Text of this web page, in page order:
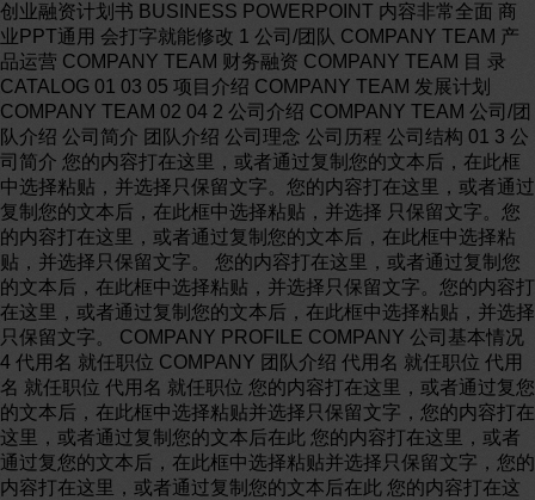
创业融资计划书 BUSINESS POWERPOINT 内容非常全面 商
业PPT通用 会打字就能修改 1 公司/团队 COMPANY TEAM 产
品运营 COMPANY TEAM 财务融资 COMPANY TEAM 目 录
CATALOG 01 03 05 项目介绍 COMPANY TEAM 发展计划
COMPANY TEAM 02 04 2 公司介绍 COMPANY TEAM 公司/团
队介绍 公司简介 团队介绍 公司理念 公司历程 公司结构 01 3 公
司简介 您的内容打在这里，或者通过复制您的文本后，在此框
中选择粘贴，并选择只保留文字。您的内容打在这里，或者通过
复制您的文本后，在此框中选择粘贴，并选择 只保留文字。您
的内容打在这里，或者通过复制您的文本后，在此框中选择粘
贴，并选择只保留文字。 您的内容打在这里，或者通过复制您
的文本后，在此框中选择粘贴，并选择只保留文字。您的内容打
在这里，或者通过复制您的文本后，在此框中选择粘贴，并选择
只保留文字。 COMPANY PROFILE COMPANY 公司基本情况
4 代用名 就任职位 COMPANY 团队介绍 代用名 就任职位 代用
名 就任职位 代用名 就任职位 您的内容打在这里，或者通过复您
的文本后，在此框中选择粘贴并选择只保留文字，您的内容打在
这里，或者通过复制您的文本后在此 您的内容打在这里，或者
通过复您的文本后，在此框中选择粘贴并选择只保留文字，您的
内容打在这里，或者通过复制您的文本后在此 您的内容打在这